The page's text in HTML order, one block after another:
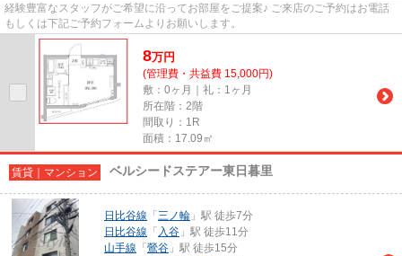
経験豊富なスタッフがご希望に沿ってお部屋をご提案♪ ご来店のご予約はお電話
もしくは下記ご予約フォームよりお願いします。
8万円
(管理費・共益費 15,000円)
敷：0ヶ月｜礼：1ヶ月
所在階：2階
間取り：1R
面積：17.09㎡
賃貸｜マンション ベルシードステアー東日暮里
日比谷線 「 三ノ輪 」駅 徒歩7分
日比谷線 「 入谷 」駅 徒歩11分
山手線 「 鶯谷 」駅 徒歩15分